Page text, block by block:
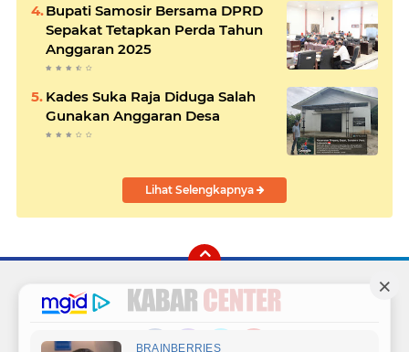
Bupati Samosir Bersama DPRD
Sepakat Tetapkan Perda Tahun
Anggaran 2025
Kades Suka Raja Diduga Salah
Gunakan Anggaran Desa
Lihat Selengkapnya